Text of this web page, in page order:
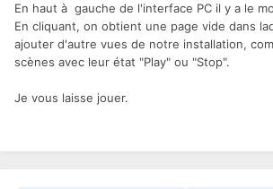
En haut à gauche de l'interface PC il y a le
En cliquant, on obtient une page vide dans
ajouter d'autre vues de notre installation,
scènes avec leur état "Play" ou "Stop".
Je vous laisse jouer.